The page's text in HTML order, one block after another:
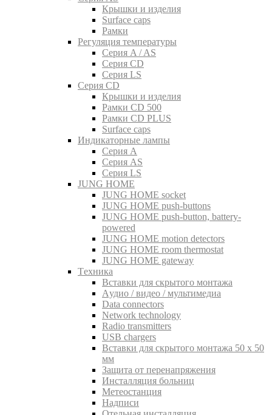
Крышки и изделия
Surface caps
Рамки
Регуляция температуры
Серия A / AS
Серия CD
Серия LS
Серия CD
Крышки и изделия
Рамки CD 500
Рамки CD PLUS
Surface caps
Индикаторные лампы
Серия A
Серия AS
Серия LS
JUNG HOME
JUNG HOME socket
JUNG HOME push-buttons
JUNG HOME push-button, battery-
powered
JUNG HOME motion detectors
JUNG HOME room thermostat
JUNG HOME gateway
Tехника
Вставки для скрытого монтажа
Aудио / видео / мультимедиа
Data connectors
Network technology
Radio transmitters
USB chargers
Вставки для скрытого монтажа 50 x 50
мм
Защита от перенапряжения
Инсталляция больниц
Метеостанция
Надписи